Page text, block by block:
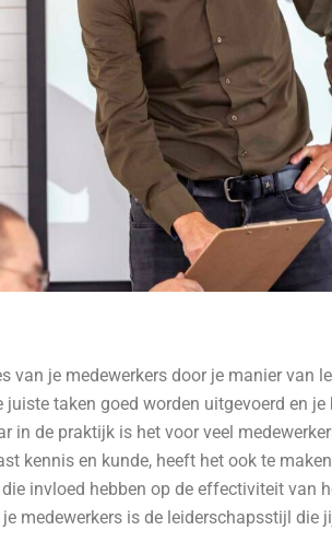
van je medewerkers door je manier van
juiste taken goed worden uitgevoerd en
in de praktijk is het voor veel
kennis en kunde, heeft het ook te
invloed hebben op de effectiviteit van
medewerkers is de leiderschapsstijl die